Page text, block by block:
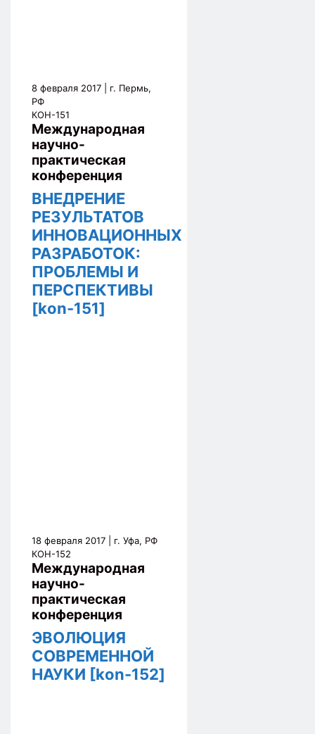
8 февраля 2017 | г. Пермь,
РФ
КОН-151
Международная
научно-
практическая
конференция
ВНЕДРЕНИЕ
РЕЗУЛЬТАТОВ
ИННОВАЦИОННЫХ
РАЗРАБОТОК:
ПРОБЛЕМЫ И
ПЕРСПЕКТИВЫ
[kon-151]
18 февраля 2017 | г. Уфа, РФ
КОН-152
Международная
научно-
практическая
конференция
ЭВОЛЮЦИЯ
СОВРЕМЕННОЙ
НАУКИ [kon-152]